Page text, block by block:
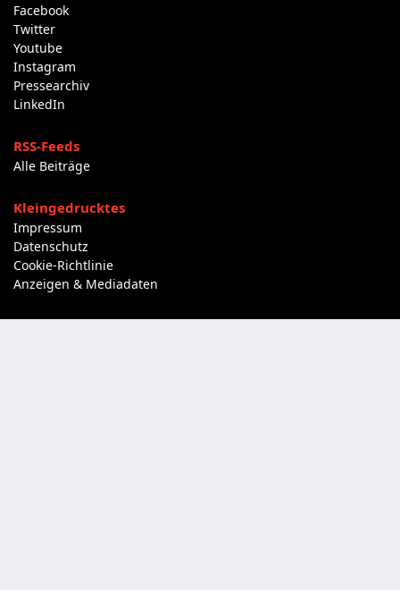
Facebook
Twitter
Youtube
Instagram
Pressearchiv
LinkedIn
RSS-Feeds
Alle Beiträge
Kleingedrucktes
Impressum
Datenschutz
Cookie-Richtlinie
Anzeigen & Mediadaten